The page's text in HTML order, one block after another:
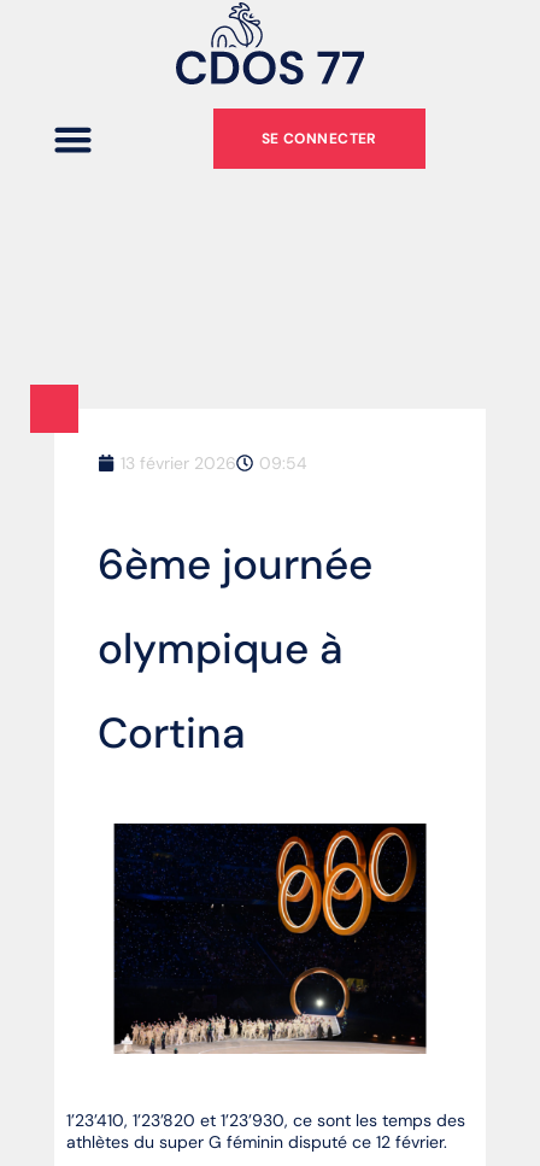
SE CONNECTER
13 février 2026 09:54
6ème journée
olympique à
Cortina
1’23’410, 1’23’820 et 1’23’930, ce sont les temps des
athlètes du super G féminin disputé ce 12 février.